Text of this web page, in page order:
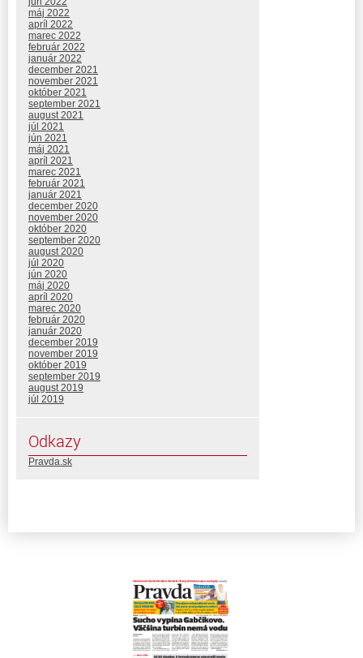
máj 2022
apríl 2022
marec 2022
február 2022
január 2022
december 2021
november 2021
október 2021
september 2021
august 2021
júl 2021
jún 2021
máj 2021
apríl 2021
marec 2021
február 2021
január 2021
december 2020
november 2020
október 2020
september 2020
august 2020
júl 2020
jún 2020
máj 2020
apríl 2020
marec 2020
február 2020
január 2020
december 2019
november 2019
október 2019
september 2019
august 2019
júl 2019
Odkazy
Pravda.sk